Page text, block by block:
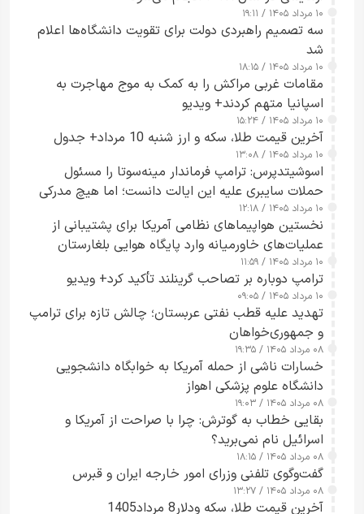
۱۰ مرداد ۱۴۰۵ / ۱۹:۱۱
سه تصمیم راهبردی دولت برای تقویت دانشگاه‌ها اعلام
شد
۱۰ مرداد ۱۴۰۵ / ۱۸:۱۵
مقامات غربی مراکش را به کمک به موج مهاجرت به
اسپانیا متهم کردند+ ویدیو
۱۰ مرداد ۱۴۰۵ / ۱۵:۲۴
آخرین قیمت طلا، سکه و ارز شنبه 10 مرداد+ جدول
۱۰ مرداد ۱۴۰۵ / ۱۳:۰۸
اسوشیتدپرس: ترامپ فرماندار مینه‌سوتا را مسئول
حملات سایبری علیه این ایالت دانست؛ اما هیچ مدرکی
ارائه نکرد
۱۰ مرداد ۱۴۰۵ / ۱۲:۱۸
نخستین هواپیماهای نظامی آمریکا برای پشتیبانی از
عملیات‌های خاورمیانه وارد پایگاه هوایی بلغارستان
شدند
۱۰ مرداد ۱۴۰۵ / ۱۱:۵۹
ترامپ دوباره بر تصاحب گرینلند تأکید کرد+ ویدیو
۱۰ مرداد ۱۴۰۵ / ۰۹:۰۵
تهدید علیه قطب نفتی عربستان؛ چالش تازه برای ترامپ
و جمهوری‌خواهان
۰۸ مرداد ۱۴۰۵ / ۱۹:۳۵
خسارات ناشی از حمله آمریکا به خوابگاه دانشجویی
دانشگاه علوم پزشکی اهواز
۰۸ مرداد ۱۴۰۵ / ۱۹:۰۳
بقایی خطاب به گوترش: چرا با صراحت از آمریکا و
اسرائیل نام نمی‌برید؟
۰۸ مرداد ۱۴۰۵ / ۱۸:۱۵
گفت‌وگوی تلفنی وزرای امور خارجه ایران و قبرس
۰۸ مرداد ۱۴۰۵ / ۱۳:۲۷
آخرین قیمت طلا، سکه ودلار8 مرداد1405